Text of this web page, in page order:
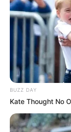
BUZZ DAY
Kate Thought No